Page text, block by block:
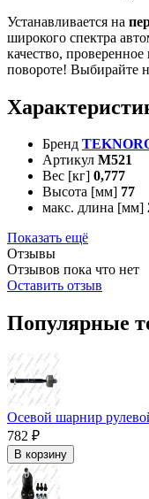
Устанавливается на
широкого спектра
качество,
повороте! Выбирайте
Бренд
Артикул M521
Вес [кг] 0,777
Высота [мм] 77
макс. длина [мм]
Показать ещё
Отзывы
Отзывов пока что нет
Оставить отзыв
Популярные
Осевой шарнир
782 ₽
В корзину